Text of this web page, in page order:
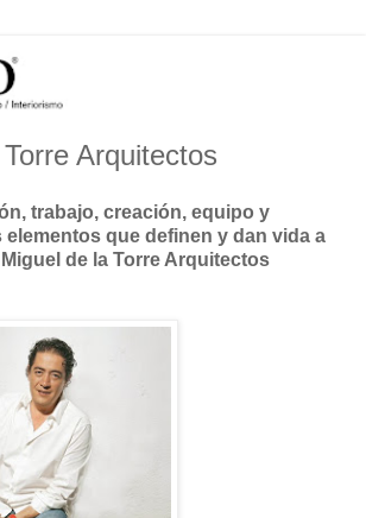
Arquitectos
trabajo, creación, equipo y
que definen y dan vida a
de la Torre Arquitectos